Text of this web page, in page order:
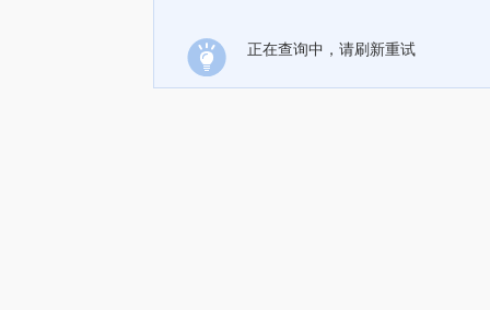
正在查询中，请刷新重试